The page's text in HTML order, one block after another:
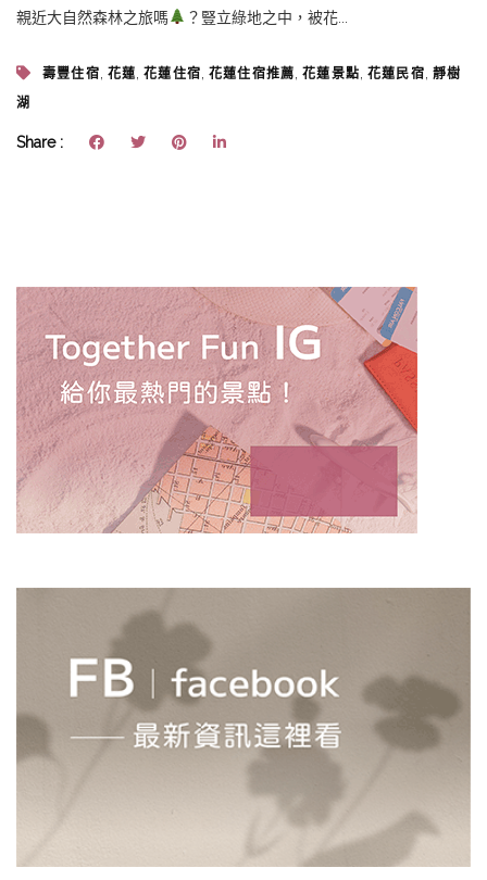
親近大自然森林之旅嗎
？豎立綠地之中，被花...
壽豐住宿 花蓮 ,花蓮住宿 ,花蓮住宿推薦 ,花蓮景點 ,花蓮民宿 靜樹
湖
Share :